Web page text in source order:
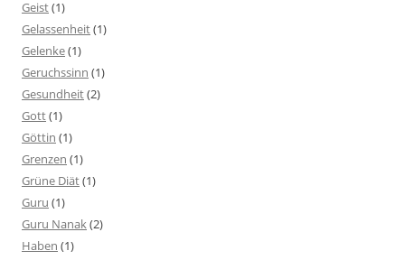
Geist(1)
Gelassenheit(1)
Gelenke(1)
Geruchssinn (1)
Gesundheit(2)
Gott(1)
Göttin (1)
Grenzen (1)
Grüne Diät(1)
Guru (1)
Guru Nanak(2)
Haben (1)